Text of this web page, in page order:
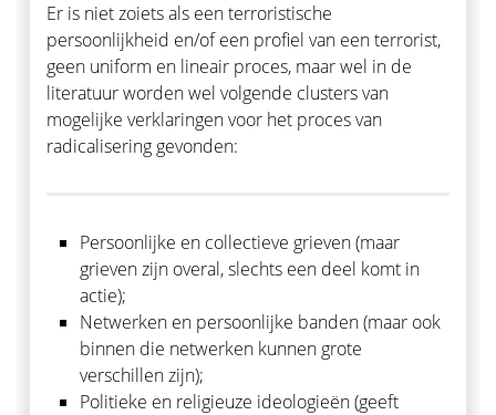
Er is niet zoiets als een terroristische
persoonlijkheid en/of een profiel van een terrorist,
geen uniform en lineair proces, maar wel in de
literatuur worden wel volgende clusters van
mogelijke verklaringen voor het proces van
radicalisering gevonden:
Persoonlijke en collectieve grieven (maar
grieven zijn overal, slechts een deel komt in
actie);
Netwerken en persoonlijke banden (maar ook
binnen die netwerken kunnen grote
verschillen zijn);
Politieke en religieuze ideologieën (geeft